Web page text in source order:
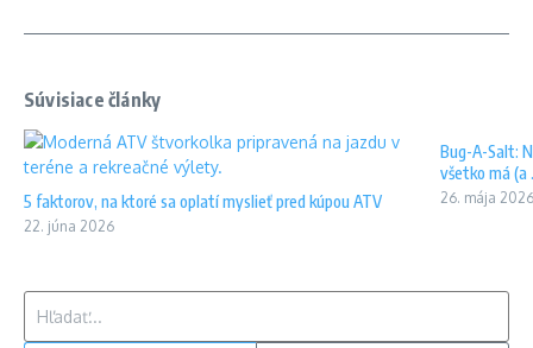
Súvisiace články
5 faktorov, na ktoré sa oplatí myslieť pred kúpou ATV
22. júna 2026
Bug-A-Salt:
všetko má (a
26. mája 2026